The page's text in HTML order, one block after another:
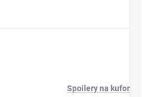
Spoilery na kufor